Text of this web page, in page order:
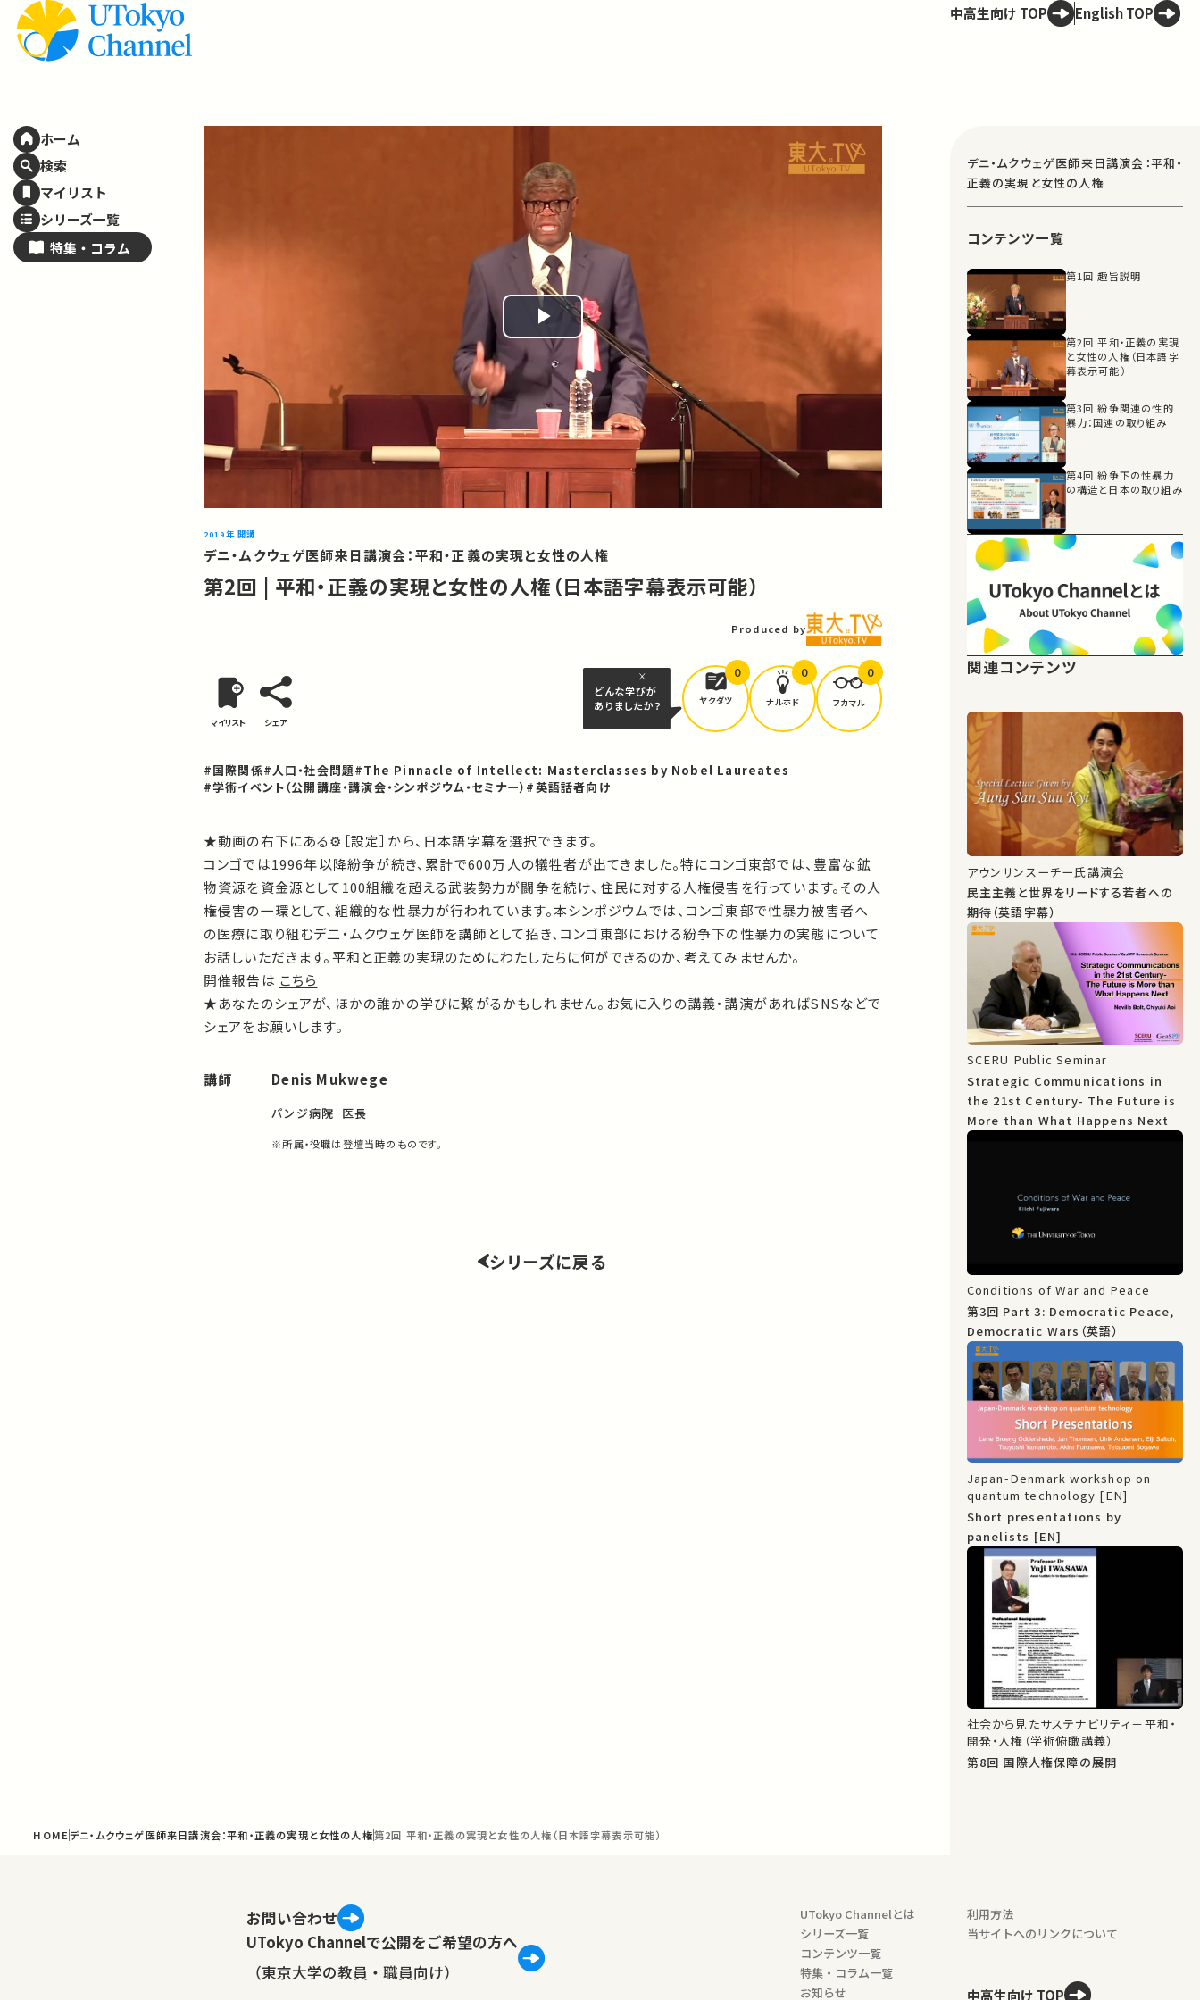
ホーム
検索
マイリスト
シリーズ一覧
特集・ コラム
中高生向け TOP English TOP
Play
Video
2019年 開講
デニ・ムクウェゲ医師来日講演会：平和・正義の実現と女性の人権
第2回 | 平和・正義の実現と女性の人権（日本語字幕表示可能）
Produced by
マイリスト シェア
どんな学びが
ありましたか？
ヤクダツ
0
ナルホド
0
フカマル
0
#国際関係#人口・社会問題#The Pinnacle of Intellect: Masterclasses by Nobel Laureates
#学術イベント（公開講座・講演会・シンポジウム・セミナー） #英語話者向け
★動画の右下にある⚙［設定］から、日本語字幕を選択できます。
コンゴでは1996年以降紛争が続き、累計で600万人の犠牲者が出てきました。特にコンゴ東部では、豊富な鉱
物資源を資金源として100組織を超える武装勢力が闘争を続け、住民に対する人権侵害を行っています。その人
権侵害の一環として、組織的な性暴力が行われています。本シンポジウムでは、コンゴ東部で性暴力被害者へ
の医療に取り組むデ二・ムクウェゲ医師を講師として招き、コンゴ東部における紛争下の性暴力の実態について
お話しいただきます。平和と正義の実現のためにわたしたちに何ができるのか、考えてみませんか。
開催報告は こちら
★あなたのシェアが、ほかの誰かの学びに繋がるかもしれません。お気に入りの講義・講演があればSNSなどで
シェアをお願いします。
講師 Denis Mukwege
パンジ病院 医長
※所属・役職は登壇当時のものです。
シリーズに戻る
HOMEデニ・ムクウェゲ医師来日講演会：平和・正義の実現と女性の人権第2回 平和・正義の実現と女性の人権（日本語字幕表示可能）
デニ・ムクウェゲ医師来日講演会：平和・
正義の実現と女性の人権
コンテンツ一覧
第1回 趣旨説明
第2回 平和・正義の実現
と女性の人権（日本語字
幕表示可能）
第3回 紛争関連の性的
暴力：国連の取り組み
第4回 紛争下の性暴力
の構造と日本の取り組み
関連コンテンツ
アウンサンスーチー氏講演会
民主主義と世界をリードする若者への
期待（英語字幕）
SCERU Public Seminar
Strategic Communications in
the 21st Century- The Future is
More than What Happens Next
Conditions of War and Peace
第3回 Part 3: Democratic Peace,
Democratic Wars（英語）
Japan-Denmark workshop on
quantum technology [EN]
Short presentations by
panelists [EN]
社会から見たサステナビリティ－平和・
開発・人権（学術俯瞰講義）
第8回 国際人権保障の展開
お問い合わせ
UTokyo Channelで公開をご希望の方へ
（東京大学の教員・職員向け）
UTokyo Channelとは
シリーズ一覧
コンテンツ一覧
特集・コラム一覧
お知らせ
利用方法
当サイトへのリンクについて
中高生向け TOP